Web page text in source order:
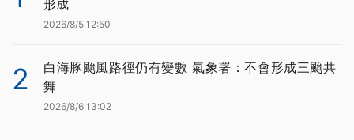
形成
2026/8/5 12:50
2
白海豚颱風路徑仍有變數 氣象署：不會形成三颱共
舞
2026/8/6 13:02